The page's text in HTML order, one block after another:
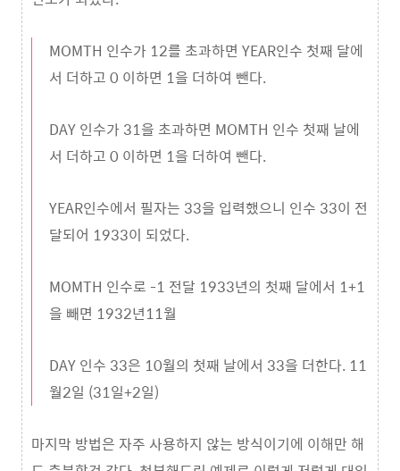
MOMTH 인수가 12를 초과하면 YEAR인수 첫째 달에
서 더하고 0 이하면 1을 더하여 뺀다.
DAY 인수가 31을 초과하면 MOMTH 인수 첫째 날에
서 더하고 0 이하면 1을 더하여 뺀다.
YEAR인수에서 필자는 33을 입력했으니 인수 33이 전
달되어 1933이 되었다.
MOMTH 인수로 -1 전달 1933년의 첫째 달에서 1+1
을 빼면 1932년11월
DAY 인수 33은 10월의 첫째 날에서 33을 더한다. 11
월2일 (31일+2일)
마지막 방법은 자주 사용하지 않는 방식이기에 이해만 해